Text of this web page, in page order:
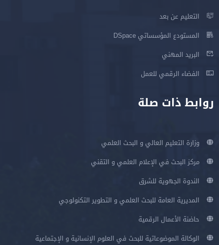
التعليم عن بعد
المستودع المؤسساتي DSpace
البريد المهني
الفضاء الرقمي للعمل
روابط ذات صلة
وزارة التعليم العالي و البحث العلمي
مركز البحث في الإعلام العلمي و التقني
الندوة الجهوية للشرق
المديرية العامة للبحث العلمي و التطوير التكنولوجي
حاضنة الأعمال الرقمية
الوكالة الموضوعاتية للبحث في العلوم الإنسانية و الإجتماعية